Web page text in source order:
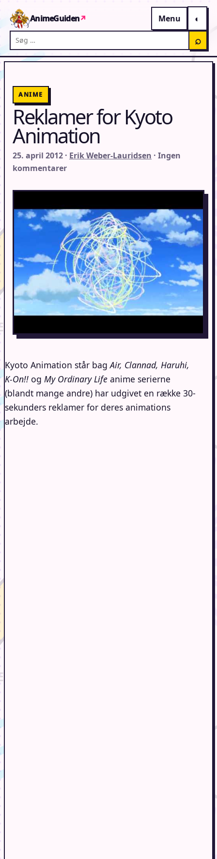
AnimeGuiden↗
Menu
Søg på AnimeGuiden
⌕
ANIME
Reklamer for Kyoto
Animation
25. april 2012 · Erik Weber-Lauridsen · Ingen
kommentarer
Kyoto Animation står bagAir, Clannad, Haruhi,
K-On!! og My Ordinary Life anime serierne
(blandt mange andre) har udgivet en række 30-
sekunders reklamer for deres animations
arbejde.